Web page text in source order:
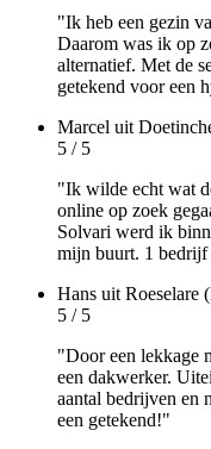
"Ik heb een gezin
Daarom was ik op
alternatief. Met de
getekend voor een
Marcel uit
5 / 5
"Ik wilde echt wat
online op zoek
Solvari werd ik
mijn buurt. 1 bedrijf
Hans uit Roeselare
5 / 5
"Door een lekkage
een dakwerker.
aantal bedrijven en
een getekend!"